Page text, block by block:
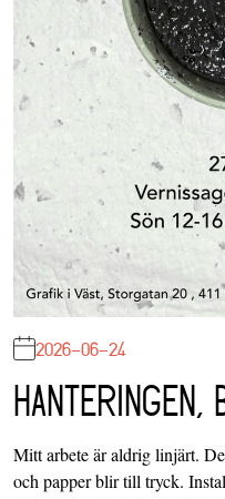
2026-06-24
HANTERINGEN,
Mitt arbete är aldrig linjärt.
och papper blir till tryck.